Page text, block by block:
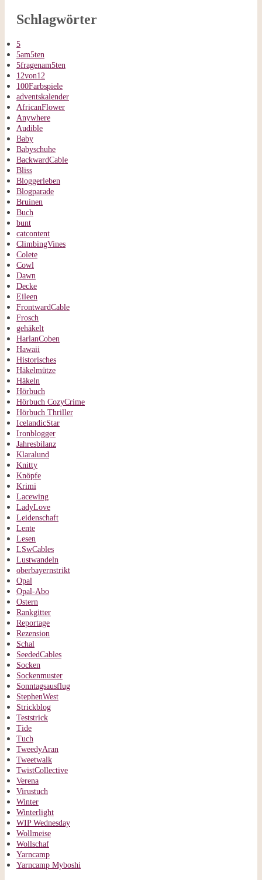
Schlagwörter
5
5am5ten
5fragenam5ten
12von12
100Farbspiele
adventskalender
AfricanFlower
Anywhere
Audible
Baby
Babyschuhe
BackwardCable
Bliss
Bloggerleben
Blogparade
Bruinen
Buch
bunt
catcontent
ClimbingVines
Colete
Cowl
Dawn
Decke
Eileen
FrontwardCable
Frosch
gehäkelt
HarlanCoben
Hawaii
Historisches
Häkelmütze
Häkeln
Hörbuch
Hörbuch CozyCrime
Hörbuch Thriller
IcelandicStar
Ironblogger
Jahresbilanz
Klaralund
Knitty
Knöpfe
Krimi
Lacewing
LadyLove
Leidenschaft
Lente
Lesen
LSwCables
Lustwandeln
oberbayernstrikt
Opal
Opal-Abo
Ostern
Rankgitter
Reportage
Rezension
Schal
SeededCables
Socken
Sockenmuster
Sonntagsausflug
StephenWest
Strickblog
Teststrick
Tide
Tuch
TweedyAran
Tweetwalk
TwistCollective
Verena
Virustuch
Winter
Winterlight
WIP Wednesday
Wollmeise
Wollschaf
Yarncamp
Yarncamp Myboshi